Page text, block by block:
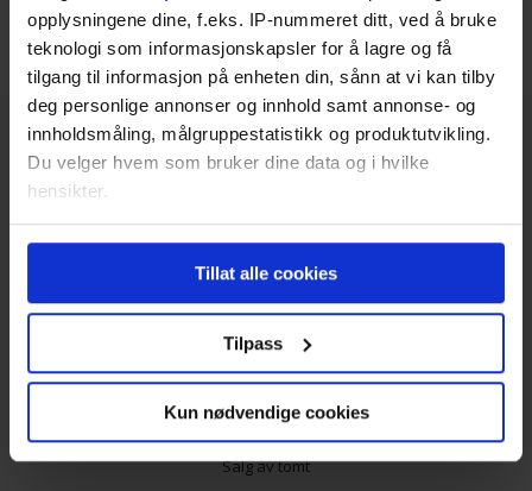
opplysningene dine, f.eks. IP-nummeret ditt, ved å bruke
teknologi som informasjonskapsler for å lagre og få
tilgang til informasjon på enheten din, sånn at vi kan tilby
deg personlige annonser og innhold samt annonse- og
innholdsmåling, målgruppestatistikk og produktutvikling.
Du velger hvem som bruker dine data og i hvilke
hensikter.
Hvis du gir oss lov, vil vi også gjerne:
Innhente informasjon om den geografiske
beliggenheten din, som kan være nøyaktig innenfor
Identifisere enheten din ved å aktivt skanne den
kan du lese om hvordan dine personlige
data behandles og hvordan du kan velge hvordan de skal
Tillat alle cookies
Tilpass
Kun nødvendige cookies
Finn rett megler i Lørenskog
Tjenester
Salg av bolig
Utleiemegler
Salg av landbrukseiendom
Salg av tomt